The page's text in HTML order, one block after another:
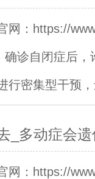
网：https://
诊自闭症后
行密集型干预
_多动症会遗
网：https://